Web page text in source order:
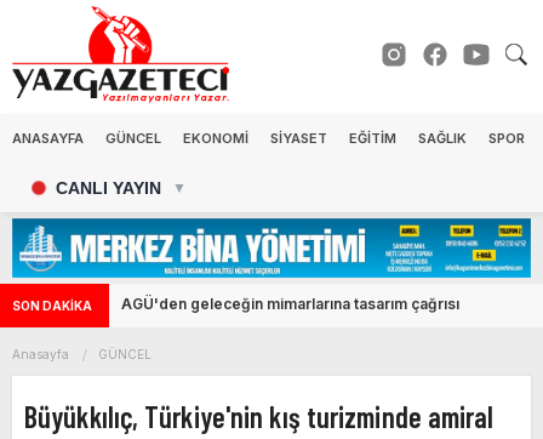
ANASAYFA GÜNCEL EKONOMİ SİYASET EĞİTİM SAĞLIK SPOR
CANLI YAYIN ▼
SON DAKİKA AGÜ'den geleceğin mimarlarına tasarım çağrısı
Anasayfa GÜNCEL
Büyükkılıç, Türkiye'nin kış turizminde amiral